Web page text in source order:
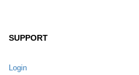
SUPPORT
Login